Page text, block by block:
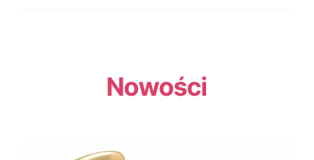
Nowości